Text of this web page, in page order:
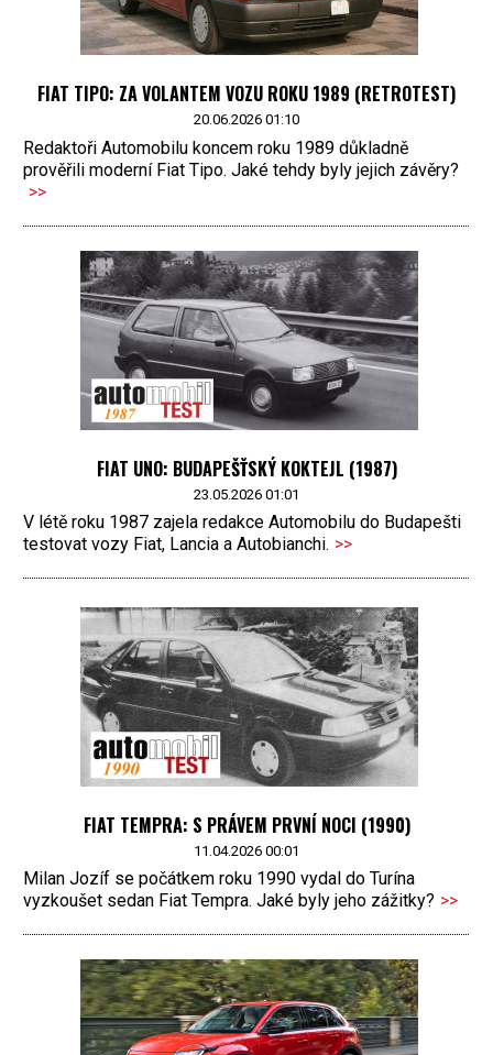
FIAT TIPO: ZA VOLANTEM VOZU ROKU 1989 (RETROTEST)
20.06.2026 01:10
Redaktoři Automobilu koncem roku 1989 důkladně
prověřili moderní Fiat Tipo. Jaké tehdy byly jejich závěry?
>>
FIAT UNO: BUDAPEŠŤSKÝ KOKTEJL (1987)
23.05.2026 01:01
V létě roku 1987 zajela redakce Automobilu do Budapešti
testovat vozy Fiat, Lancia a Autobianchi. >>
FIAT TEMPRA: S PRÁVEM PRVNÍ NOCI (1990)
11.04.2026 00:01
Milan Jozíf se počátkem roku 1990 vydal do Turína
vyzkoušet sedan Fiat Tempra. Jaké byly jeho zážitky? >>